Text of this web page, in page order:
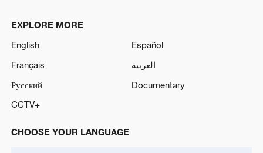
EXPLORE MORE
English
Español
Français
العربية
Русский
Documentary
CCTV+
CHOOSE YOUR LANGUAGE